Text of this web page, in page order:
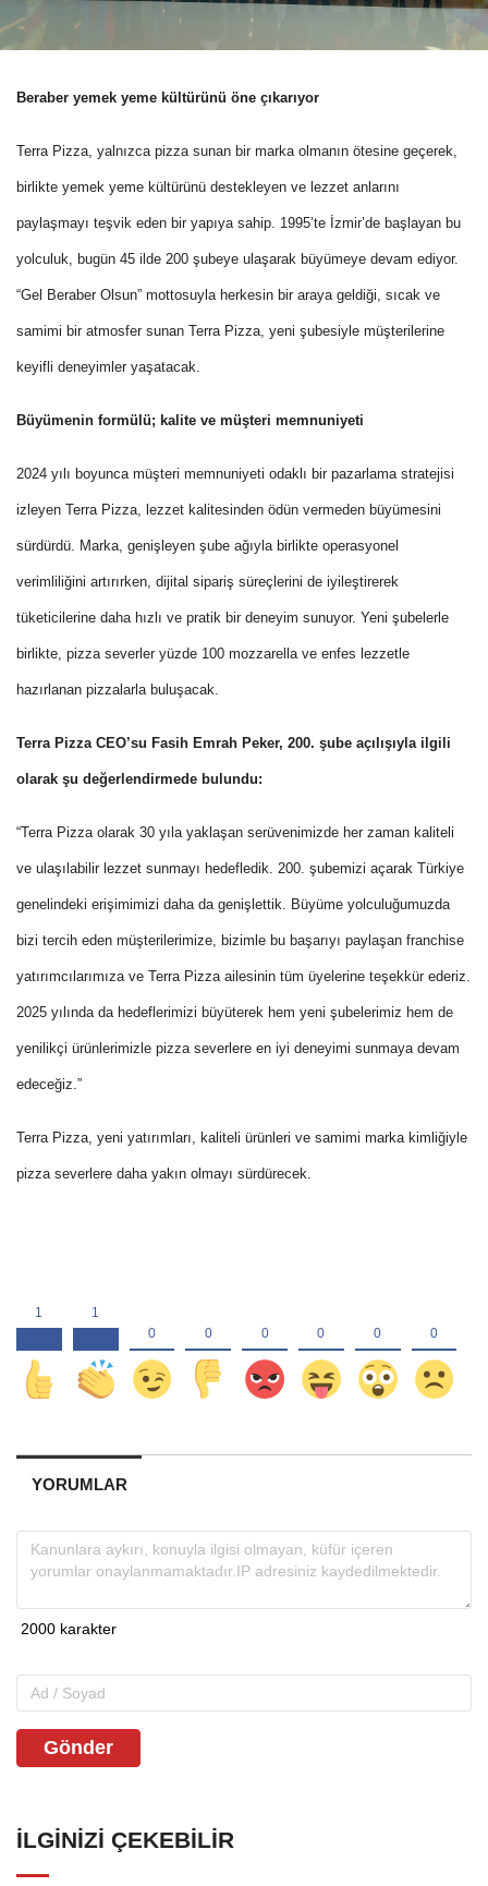
Beraber yemek yeme kültürünü öne çıkarıyor
Terra Pizza, yalnızca pizza sunan bir marka olmanın ötesine geçerek,
birlikte yemek yeme kültürünü destekleyen ve lezzet anlarını
paylaşmayı teşvik eden bir yapıya sahip. 1995’te İzmir’de başlayan bu
yolculuk, bugün 45 ilde 200 şubeye ulaşarak büyümeye devam ediyor.
“Gel Beraber Olsun” mottosuyla herkesin bir araya geldiği, sıcak ve
samimi bir atmosfer sunan Terra Pizza, yeni şubesiyle müşterilerine
keyifli deneyimler yaşatacak.
Büyümenin formülü; kalite ve müşteri memnuniyeti
2024 yılı boyunca müşteri memnuniyeti odaklı bir pazarlama stratejisi
izleyen Terra Pizza, lezzet kalitesinden ödün vermeden büyümesini
sürdürdü. Marka, genişleyen şube ağıyla birlikte operasyonel
verimliliğini artırırken, dijital sipariş süreçlerini de iyileştirerek
tüketicilerine daha hızlı ve pratik bir deneyim sunuyor. Yeni şubelerle
birlikte, pizza severler yüzde 100 mozzarella ve enfes lezzetle
hazırlanan pizzalarla buluşacak.
Terra Pizza CEO’su Fasih Emrah Peker, 200. şube açılışıyla ilgili
olarak şu değerlendirmede bulundu:
“Terra Pizza olarak 30 yıla yaklaşan serüvenimizde her zaman kaliteli
ve ulaşılabilir lezzet sunmayı hedefledik. 200. şubemizi açarak Türkiye
genelindeki erişimimizi daha da genişlettik. Büyüme yolculuğumuzda
bizi tercih eden müşterilerimize, bizimle bu başarıyı paylaşan franchise
yatırımcılarımıza ve Terra Pizza ailesinin tüm üyelerine teşekkür ederiz.
2025 yılında da hedeflerimizi büyüterek hem yeni şubelerimiz hem de
yenilikçi ürünlerimizle pizza severlere en iyi deneyimi sunmaya devam
edeceğiz.”
Terra Pizza, yeni yatırımları, kaliteli ürünleri ve samimi marka kimliğiyle
pizza severlere daha yakın olmayı sürdürecek.
YORUMLAR
Gönder
İLGINIZI ÇEKEBILIR